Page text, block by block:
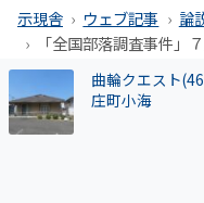
示現舎 ウェブ記事 論
「全国部落調査事件」
【告発スクープ
興毅氏も被害者?